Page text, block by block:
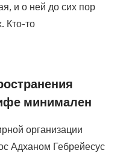
и о ней до сих пор
Кто-то
минимален
организации
Адханом Гебрейесус